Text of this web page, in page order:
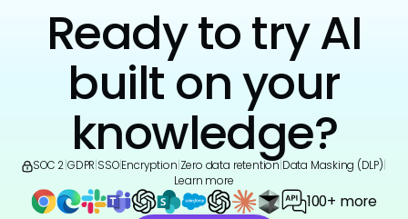
Ready to try AI
built on your
knowledge?
SOC 2 GDPR SSO|Encryption Zero data retention Data Masking (DLP)
Learn more
100+ more